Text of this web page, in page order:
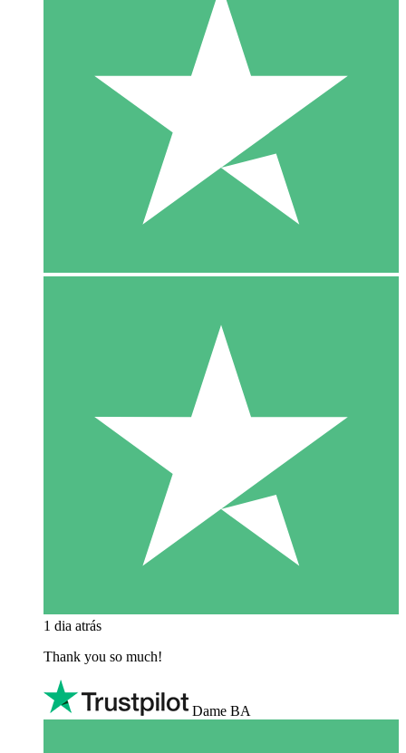
1 dia atrás
Thank you so much!
Dame BA